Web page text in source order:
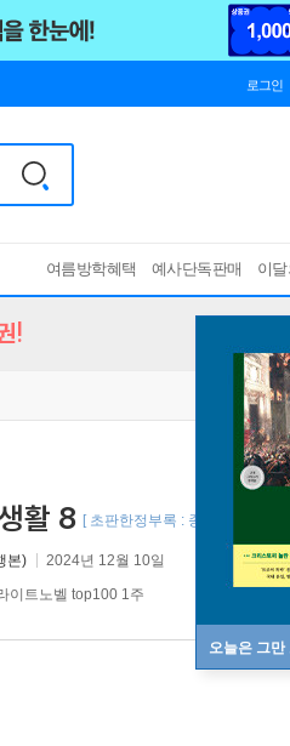
로그인
여름방학혜택 예사단독판매 이
오늘은 그만
!
활 8 [ 초판한정부록 : 종이 책갈피 (
본) 2024년 12월 10일
이트노벨 top100 1주